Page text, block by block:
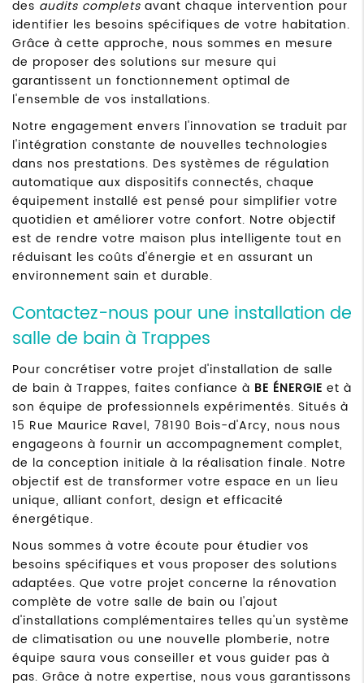
des audits complets avant chaque intervention pour
identifier les besoins spécifiques de votre habitation.
Grâce à cette approche, nous sommes en mesure
de proposer des solutions sur mesure qui
garantissent un fonctionnement optimal de
l'ensemble de vos installations.
Notre engagement envers l'innovation se traduit par
l'intégration constante de nouvelles technologies
dans nos prestations. Des systèmes de régulation
automatique aux dispositifs connectés, chaque
équipement installé est pensé pour simplifier votre
quotidien et améliorer votre confort. Notre objectif
est de rendre votre maison plus intelligente tout en
réduisant les coûts d'énergie et en assurant un
environnement sain et durable.
Contactez-nous pour une installation de
salle de bain à Trappes
Pour concrétiser votre projet d'installation de salle
de bain à Trappes, faites confiance à BE ÉNERGIE et à
son équipe de professionnels expérimentés. Situés à
15 Rue Maurice Ravel, 78190 Bois-d'Arcy, nous nous
engageons à fournir un accompagnement complet,
de la conception initiale à la réalisation finale. Notre
objectif est de transformer votre espace en un lieu
unique, alliant confort, design et efficacité
énergétique.
Nous sommes à votre écoute pour étudier vos
besoins spécifiques et vous proposer des solutions
adaptées. Que votre projet concerne la rénovation
complète de votre salle de bain ou l'ajout
d'installations complémentaires telles qu'un système
de climatisation ou une nouvelle plomberie, notre
équipe saura vous conseiller et vous guider pas à
pas. Grâce à notre expertise, nous vous garantissons